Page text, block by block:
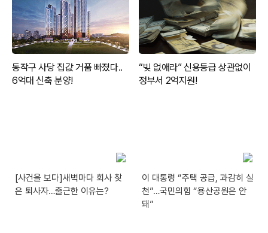
[사건을 보다]새벽마다 회사 찾
은 퇴사자…출근한 이유는?
이 대통령 “주택 공급, 과감히 실
천”…국민의힘 “용산공원은 안
돼”